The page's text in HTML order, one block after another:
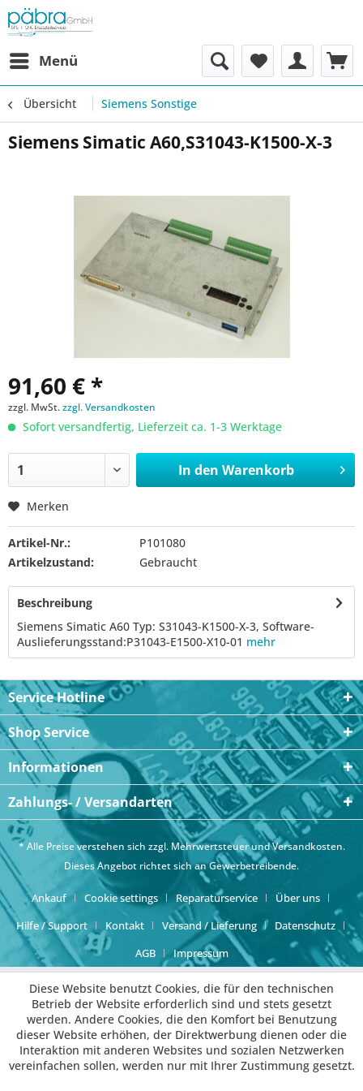
Menü
Übersicht Siemens Sonstige
Siemens Simatic A60,S31043-K1500-X-3
91,60 € *
zzgl. MwSt.zzgl. Versandkosten
Sofort versandfertig, Lieferzeit ca. 1-3 Werktage
In den Warenkorb
Merken
Artikel-Nr.:
P101080
Artikelzustand:
Gebraucht
Beschreibung
Siemens Simatic A60 Typ: S31043-K1500-X-3, Software-
Auslieferungsstand:P31043-E1500-X10-01 mehr
Service Hotline
Shop Service
Informationen
Zahlungs- / Versandarten
* Alle Preise verstehen sich zzgl. Mehrwertsteuer undVersandkosten.
Dieses Angebot richtet sich an Gewerbetreibende.
Ankauf Cookie settings Reparaturservice
Über uns
Hilfe / Support
Kontakt Versand / Lieferung
Datenschutz
AGB
Impressum
Diese Website benutzt Cookies, die für den technischen
Betrieb der Website erforderlich sind und stets gesetzt
werden. Andere Cookies, die den Komfort bei Benutzung
dieser Website erhöhen, der Direktwerbung dienen oder die
Interaktion mit anderen Websites und sozialen Netzwerken
vereinfachen sollen, werden nur mit Ihrer Zustimmung gesetzt.